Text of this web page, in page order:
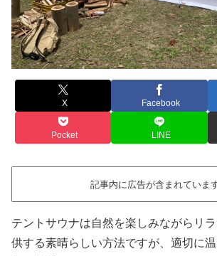
X Facebook
Pocket LINE
記事内に広告が含まれています
テントサウナは自然を楽しみながらリ
供する素晴らしい方法ですが、適切に